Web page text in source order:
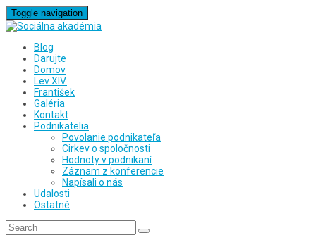
Toggle navigation
Blog
Darujte
Domov
Lev XIV.
František
Galéria
Kontakt
Podnikatelia
Povolanie podnikateľa
Cirkev o spoločnosti
Hodnoty v podnikaní
Záznam z konferencie
Napísali o nás
Udalosti
Ostatné